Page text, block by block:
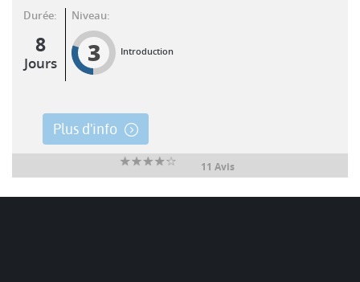
Durée:
8
Jours
Niveau:
3 Introduction
Plus d'info
11 Avis